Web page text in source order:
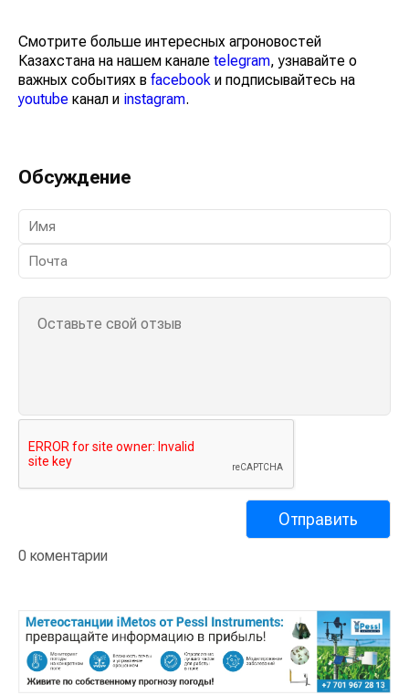
Смотрите больше интересных агроновостей
Казахстана на нашем канале telegram, узнавайте о
важных событиях в facebook и подписывайтесь на
youtube канал и instagram.
Обсуждение
0 коментарии